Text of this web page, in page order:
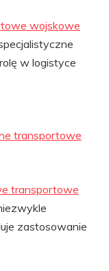
wojskowe
w logistyce
transportowe
transportowe
zastosowanie